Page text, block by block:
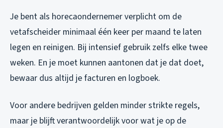
Je bent als horecaondernemer verplicht om de
vetafscheider minimaal één keer per maand te laten
legen en reinigen. Bij intensief gebruik zelfs elke twee
weken. En je moet kunnen aantonen dat je dat doet,
bewaar dus altijd je facturen en logboek.
Voor andere bedrijven gelden minder strikte regels,
maar je blijft verantwoordelijk voor wat je op de